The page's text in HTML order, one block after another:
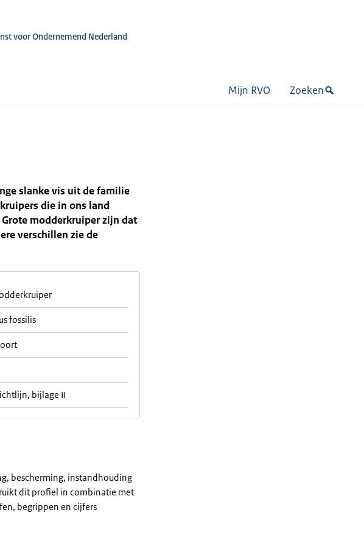
voor Ondernemend Nederland
Mijn RVO Zoeken
slanke vis uit de familie
die in ons land
modderkruiper zijn dat
verschillen zie de
fossilis
bijlage II
bescherming, instandhouding
dit profiel in combinatie met
begrippen en cijfers